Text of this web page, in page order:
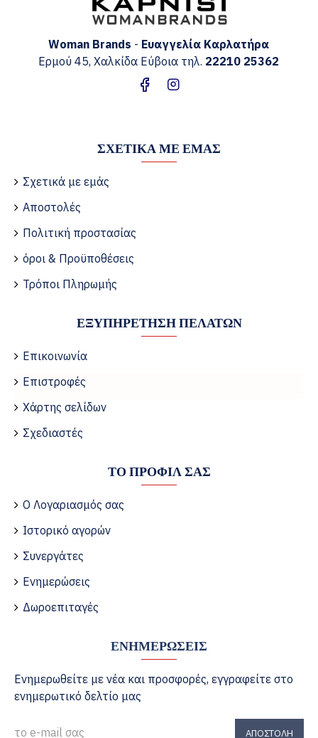
Woman Brands - Ευαγγελία Καρλατήρα
Ερμού 45, Χαλκίδα Εύβοια τηλ. 22210 25362
ΣΧΕΤΙΚΆ ΜΕ ΕΜΆΣ
Σχετικά με εμάς
Αποστολές
Πολιτική προστασίας
όροι & Προϋποθέσεις
Τρόποι Πληρωμής
ΕΞΥΠΗΡΈΤΗΣΗ ΠΕΛΑΤΏΝ
Επικοινωνία
Επιστροφές
Χάρτης σελίδων
Σχεδιαστές
ΤΟ ΠΡΟΦΊΛ ΣΑΣ
Ο Λογαριασμός σας
Ιστορικό αγορών
Συνεργάτες
Ενημερώσεις
Δωροεπιταγές
ΕΝΗΜΕΡΏΣΕΙΣ
Ενημερωθείτε με νέα και προσφορές, εγγραφείτε στο
ενημερωτικό δελτίο μας
ΑΠΟΣΤΟΛΉ